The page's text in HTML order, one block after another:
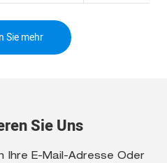
Sie mehr
Sie Uns
Ihre E-Mail-Adresse Oder